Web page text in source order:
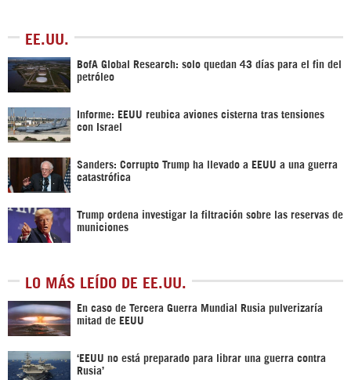
EE.UU.
BofA Global Research: solo quedan 43 días para el fin del
petróleo
Informe: EEUU reubica aviones cisterna tras tensiones
con Israel
Sanders: Corrupto Trump ha llevado a EEUU a una guerra
catastrófica
Trump ordena investigar la filtración sobre las reservas de
municiones
LO MÁS LEÍDO DE EE.UU.
En caso de Tercera Guerra Mundial Rusia pulverizaría
mitad de EEUU
‘EEUU no está preparado para librar una guerra contra
Rusia’